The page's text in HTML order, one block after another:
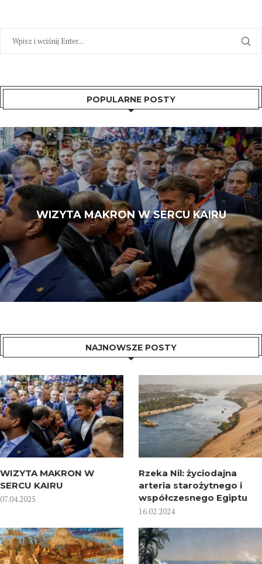
POPULARNE POSTY
WIZYTA MAKRON W SERCU KAIRU
NAJNOWSZE POSTY
WIZYTA MAKRON W
SERCU KAIRU
07.04.2025
Rzeka Nil: życiodajna
arteria starożytnego i
współczesnego Egiptu
16.02.2024